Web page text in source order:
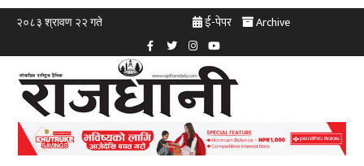
२०८३ श्रावण २२ गते ई-पेपर Archive